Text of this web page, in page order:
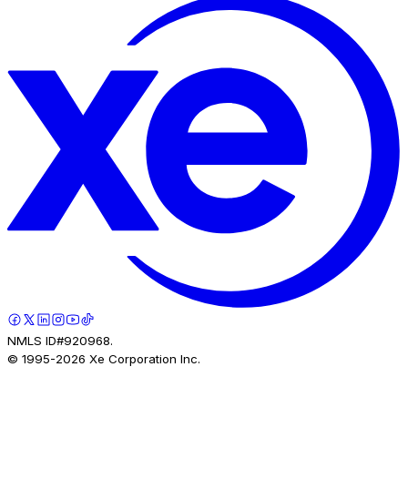
NMLS ID#920968.
© 1995-2026 Xe Corporation Inc.